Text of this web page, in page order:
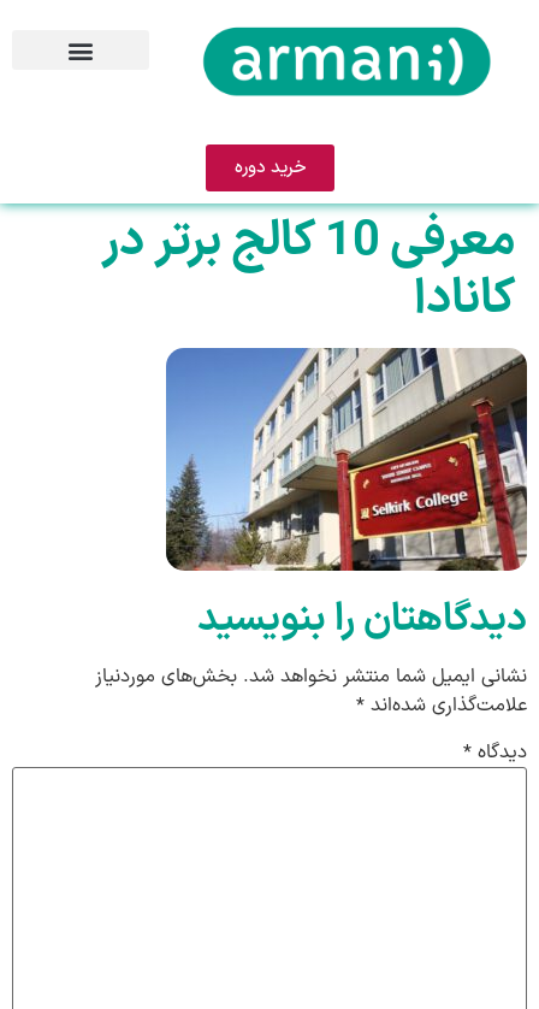
خرید دوره
معرفی 10 کالج برتر در
کانادا
دیدگاهتان را بنویسید
نشانی ایمیل شما منتشر نخواهد شد. بخش‌های موردنیاز
علامت‌گذاری شده‌اند *
دیدگاه *